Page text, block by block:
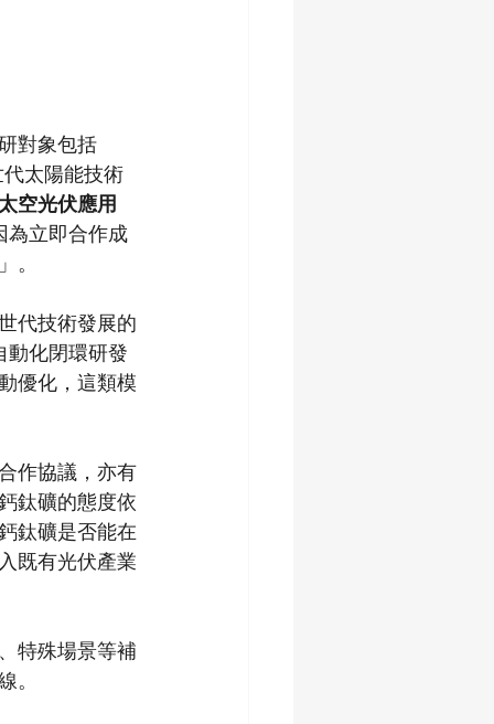
對象包括
太陽能技術
空光伏應用
為立即合作成
。
代技術發展的
動化閉環研發
優化，這類模
作協議，亦有
鈦礦的態度依
鈦礦是否能在
既有光伏產業
特殊場景等補
。